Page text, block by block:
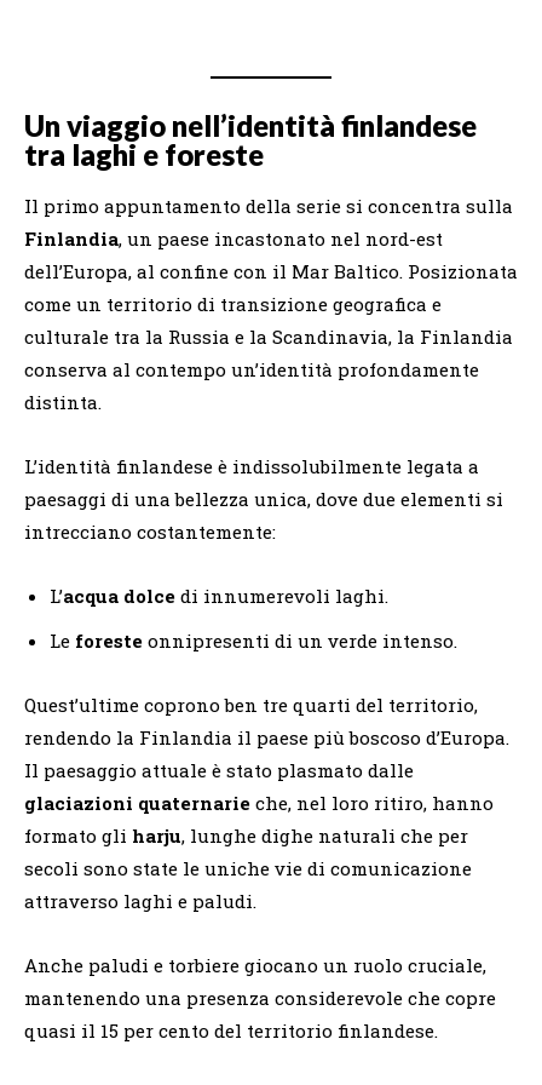
Un viaggio nell’identità finlandese
tra laghi e foreste
Il primo appuntamento della serie si concentra sulla
Finlandia, un paese incastonato nel nord-est
dell’Europa, al confine con il Mar Baltico. Posizionata
come un territorio di transizione geografica e
culturale tra la Russia e la Scandinavia, la Finlandia
conserva al contempo un’identità profondamente
distinta.
L’identità finlandese è indissolubilmente legata a
paesaggi di una bellezza unica, dove due elementi si
intrecciano costantemente:
L’acqua dolce di innumerevoli laghi.
Le foreste onnipresenti di un verde intenso.
Quest’ultime coprono ben tre quarti del territorio,
rendendo la Finlandia il paese più boscoso d’Europa.
Il paesaggio attuale è stato plasmato dalle
glaciazioni quaternarie che, nel loro ritiro, hanno
formato gli harju, lunghe dighe naturali che per
secoli sono state le uniche vie di comunicazione
attraverso laghi e paludi.
Anche paludi e torbiere giocano un ruolo cruciale,
mantenendo una presenza considerevole che copre
quasi il 15 per cento del territorio finlandese.